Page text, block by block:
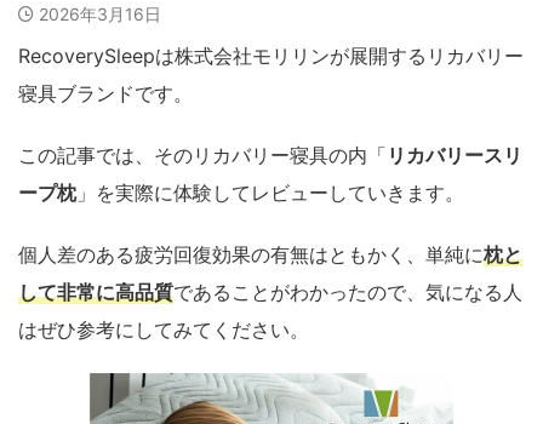
2026年3月16日
RecoverySleepは株式会社モリリンが展開するリカバリー
寝具ブランドです。
この記事では、そのリカバリー寝具の内「 リカバリースリ
ープ枕」を実際に体験してレビューしていきます。
個人差のある疲労回復効果の有無はともかく、単純に枕と
して非常に高品質であることがわかったので、気になる人
はぜひ参考にしてみてください。